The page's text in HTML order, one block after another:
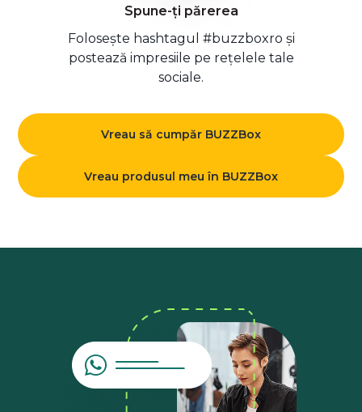
Spune-ți părerea
Folosește hashtagul #buzzboxro și
postează impresiile pe rețelele tale
sociale.
Vreau să cumpăr BUZZBox
Vreau produsul meu în BUZZBox